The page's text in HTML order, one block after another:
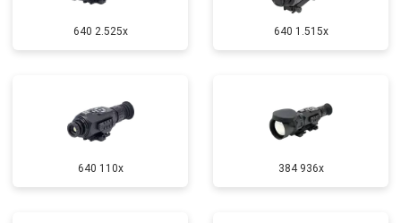
640 2.525x 640 1.515x
640 110x 384 936x